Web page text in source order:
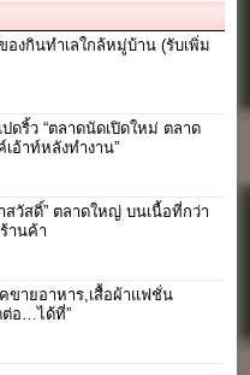
องกินทำเลใกล้หมู่บ้าน (รับเพิ่ม
ดริ้ว “ตลาดนัดเปิดใหม่ ตลาด
อ้าท์หลังทำงาน”
วัสดิ์” ตลาดใหญ่ บนเนื้อที่กว่า
านค้า
ายอาหาร,เสื้อผ้าแฟชั่น
ต่อ…ได้ที่”